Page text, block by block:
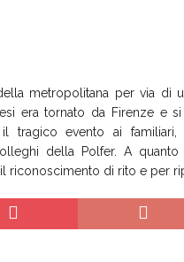
metropolitana per via di
era tornato da Firenze e
tragico evento ai
della Polfer. A
di rito e per